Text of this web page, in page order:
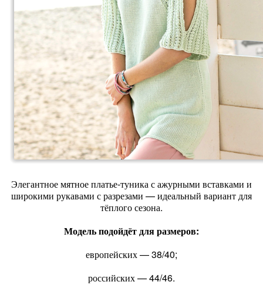
Элегантное мятное платье‑туника с ажурными вставками и
широкими рукавами с разрезами — идеальный вариант для
тёплого сезона.
Модель подойдёт для размеров:
европейских — 38/40;
российских — 44/46.